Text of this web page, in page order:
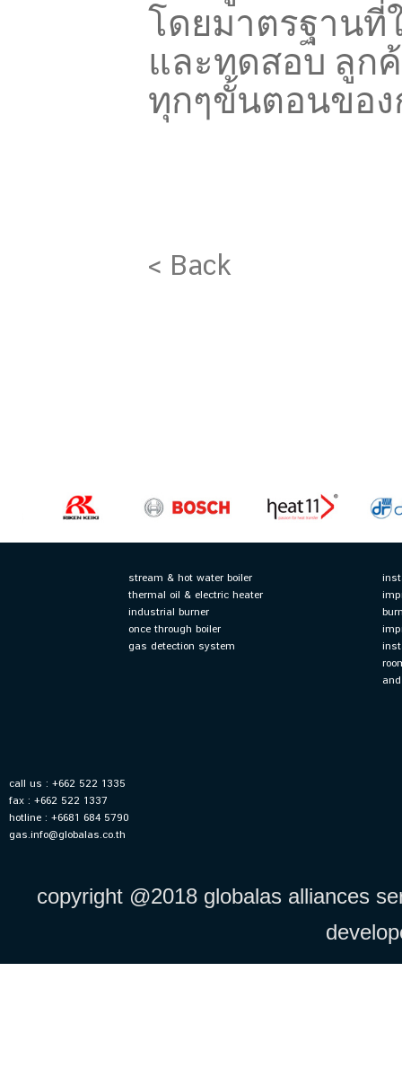
โดยมาตรฐานที่
และทดสอบ ลูก
ทุกๆขั้นตอนของ
< Back
stream & hot water boiler
thermal oil & electric heater
industrial burner
once through boiler
gas detection system
call us : +662 522 1335
fax : +662 522 1337
hotline : +6681 684 5790
gas.info@globalas.co.th
copyright @2018 globalas alliances